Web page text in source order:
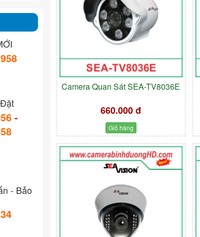
Camera Quan Sát SEA-TV8036E
660.000 đ
Giỏ hàng
-
- Bảo